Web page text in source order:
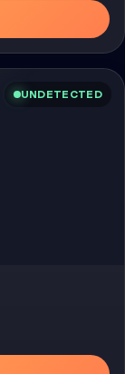
UNDETECTED